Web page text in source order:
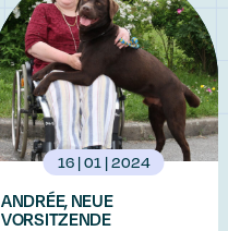
16 | 01 | 2024
ANDRÉE, NEUE
VORSITZENDE